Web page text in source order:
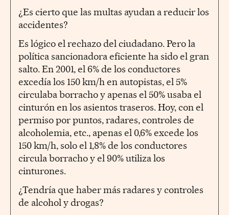
¿Es cierto que las multas ayudan a reducir los
accidentes?
Es lógico el rechazo del ciudadano. Pero la
política sancionadora eficiente ha sido el gran
salto. En 2001, el 6% de los conductores
excedía los 150 km/h en autopistas, el 5%
circulaba borracho y apenas el 50% usaba el
cinturón en los asientos traseros. Hoy, con el
permiso por puntos, radares, controles de
alcoholemia, etc., apenas el 0,6% excede los
150 km/h, solo el 1,8% de los conductores
circula borracho y el 90% utiliza los
cinturones.
¿Tendría que haber más radares y controles
de alcohol y drogas?